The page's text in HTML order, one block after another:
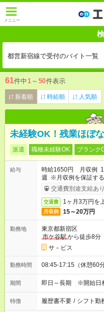
メニュー
都営新宿線で受付のバイト一覧
61件中1 ～ 50件表示
新着順 時給順 人気順
未経験OK！残業ほぼ
派遣 職種未経験OK ブランク
給与
時給1650円 月収例
週 ※月収例を保証する
交通費別途支給あり
交通費 1ヶ月3万円を
月収例 15～20万円
勤務地
東京都新宿区
市ケ谷駅から徒歩8分
サ－ビス
勤務時間 08:45-17:15（休憩60
期間 即日～長期 ※開始日
特徴 履歴書不要 / シフト勤